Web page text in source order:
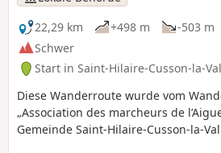
22,29 km
+498 m -503 m
Schwer
Start in Saint-Hilaire-Cusson-la-
Diese Wanderroute wurde vom
„Association des marcheurs de
Gemeinde Saint-Hilaire-Cusson-la-